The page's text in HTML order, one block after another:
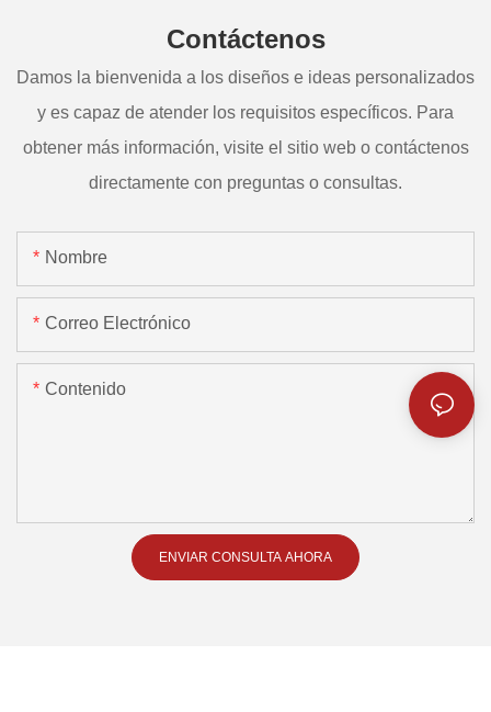
Contáctenos
Damos la bienvenida a los diseños e ideas personalizados
y es capaz de atender los requisitos específicos. Para
obtener más información, visite el sitio web o contáctenos
directamente con preguntas o consultas.
Nombre
Correo Electrónico
Contenido
ENVIAR CONSULTA AHORA